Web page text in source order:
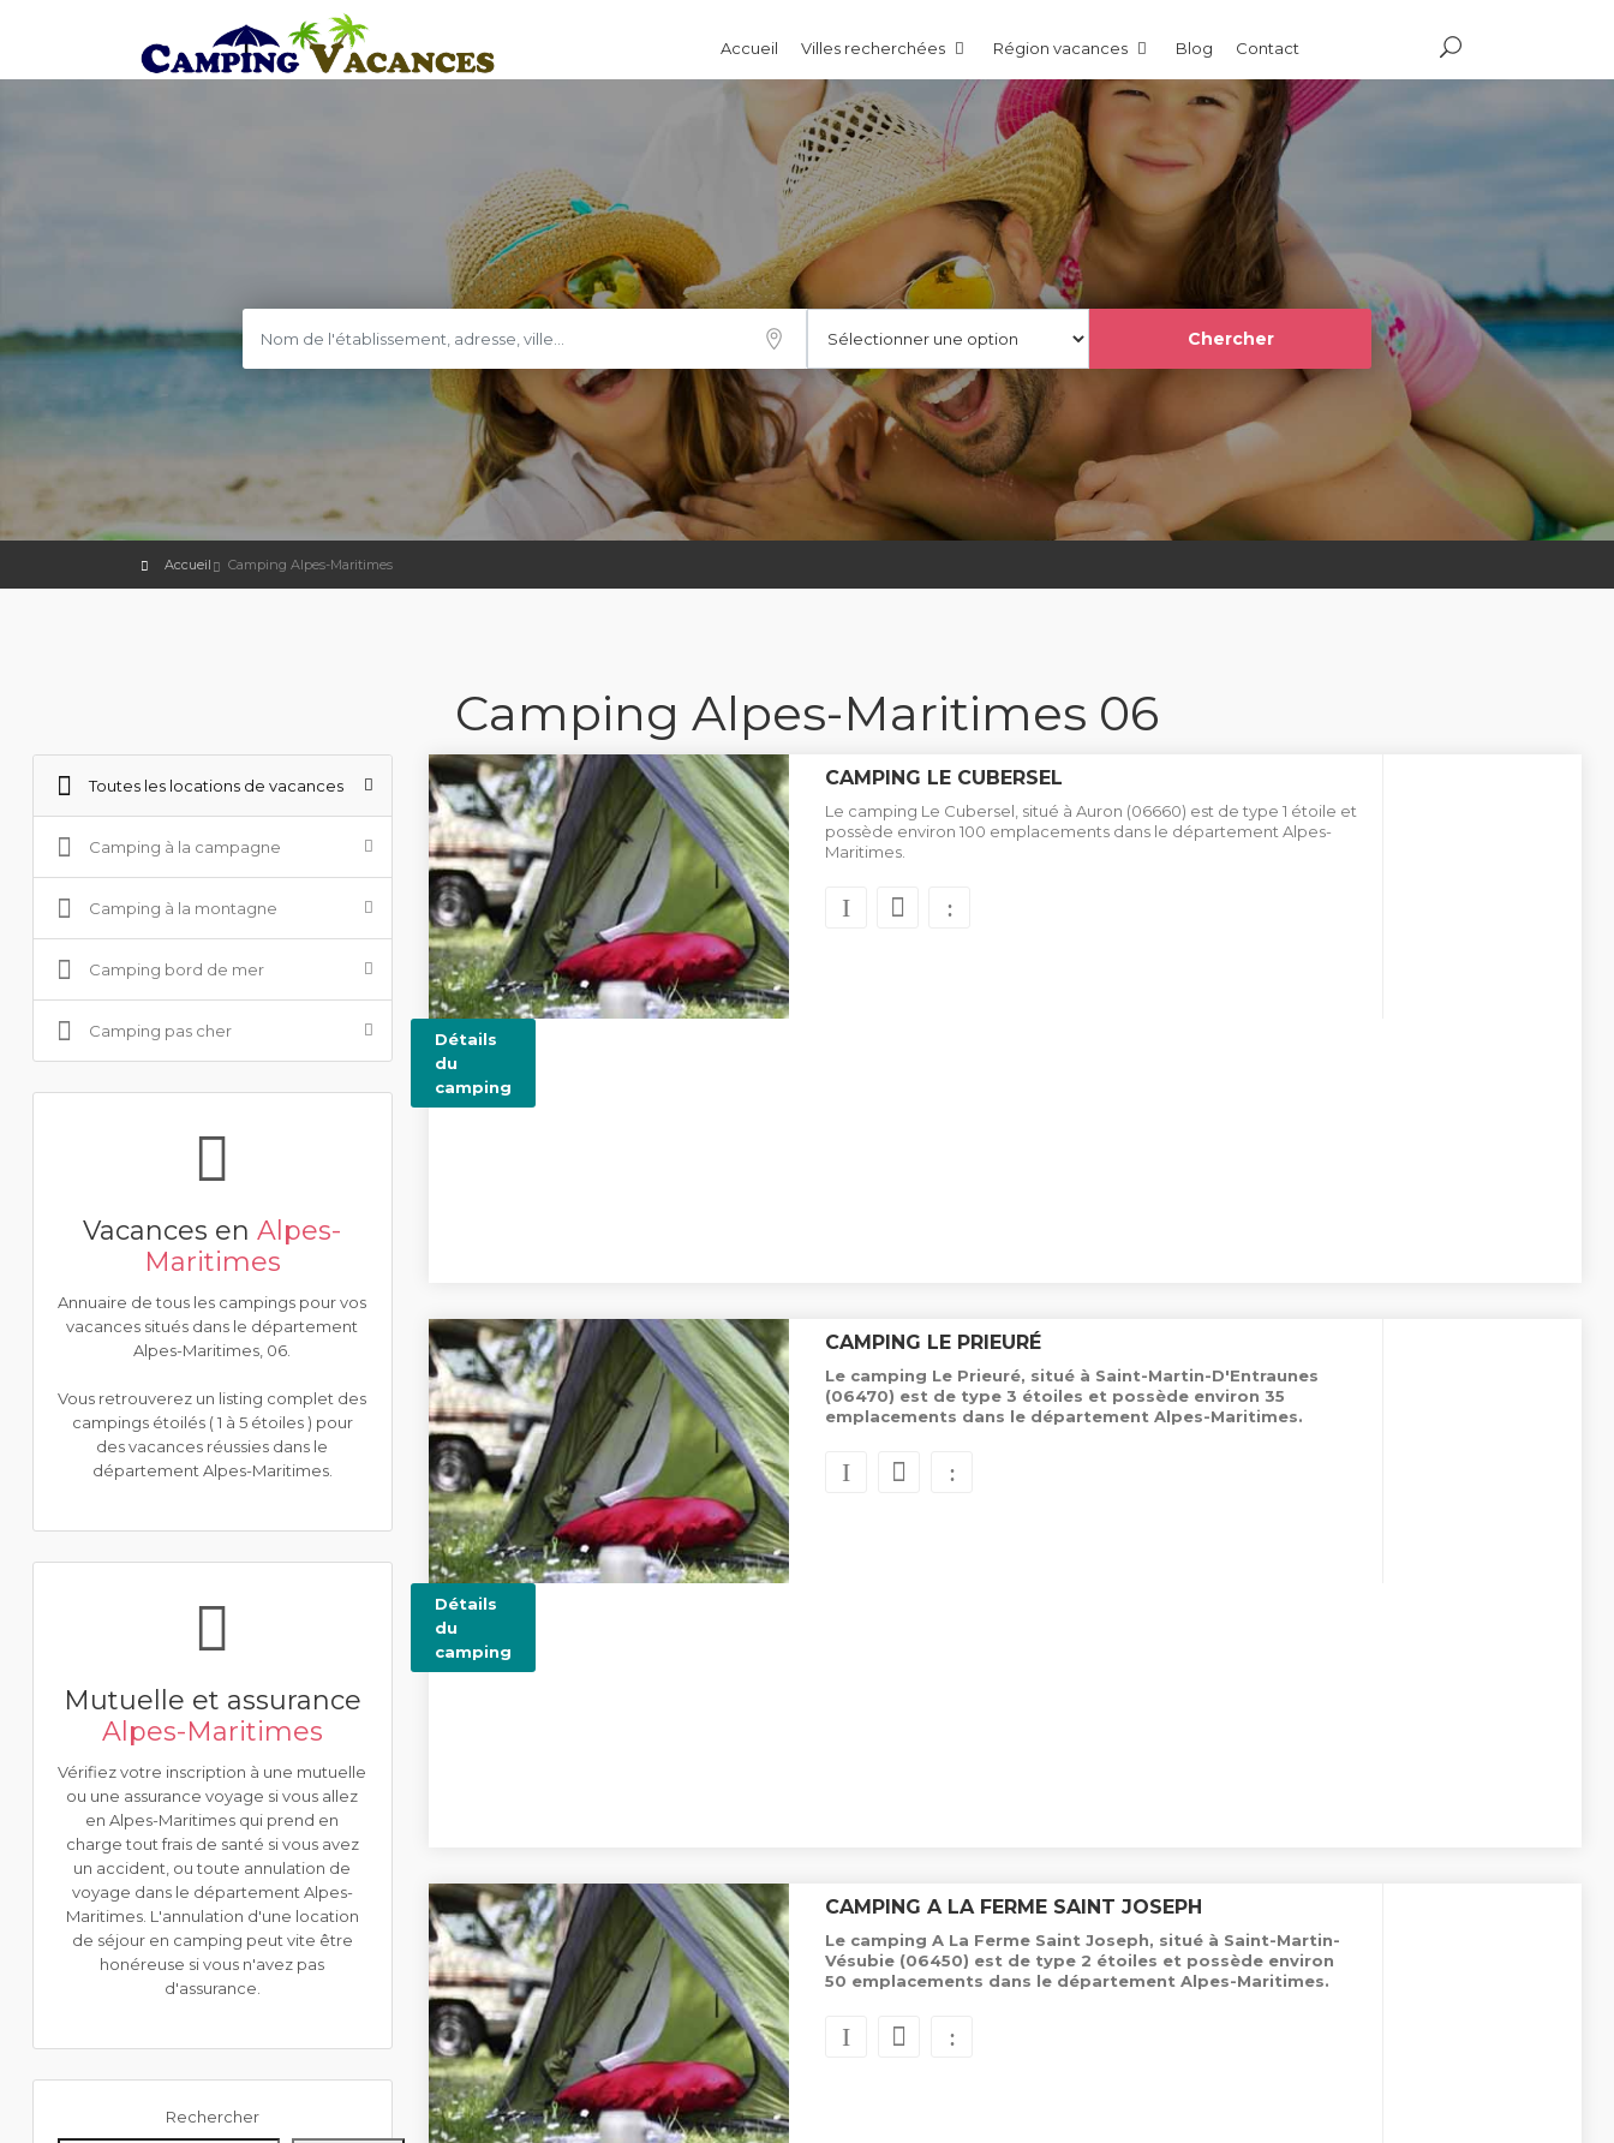
Accueil Villes recherchées Région vacances Blog Contact
Accueil Camping Alpes-Maritimes
Camping Alpes-Maritimes 06
Toutes les locations de vacances
Camping à la campagne
Camping à la montagne
Camping bord de mer
Camping pas cher
Vacances enAlpes-
Maritimes
Annuaire de tous les campings pour vos
vacances situés dans le département
Alpes-Maritimes, 06.
Vous retrouverez un listing complet des
campings étoilés ( 1 à 5 étoiles ) pour
des vacances réussies dans le
département Alpes-Maritimes.
Mutuelle et assurance
Alpes-Maritimes
Vérifiez votre inscription à une mutuelle
ou une assurance voyage si vous allez
en Alpes-Maritimes qui prend en
charge tout frais de santé si vous avez
un accident, ou toute annulation de
voyage dans le département Alpes-
Maritimes. L'annulation d'une location
de séjour en camping peut vite être
honéreuse si vous n'avez pas
d'assurance.
Rechercher
CAMPING LE CUBERSEL
Le camping Le Cubersel, situé à Auron (06660) est de type 1 étoile et
possède environ 100 emplacements dans le département Alpes-
Maritimes.
Détails
du
camping
CAMPING LE PRIEURÉ
Le camping Le Prieuré, situé à Saint-Martin-D'Entraunes
(06470) est de type 3 étoiles et possède environ 35
emplacements dans le département Alpes-Maritimes.
Détails
du
camping
CAMPING A LA FERME SAINT JOSEPH
Le camping A La Ferme Saint Joseph, situé à Saint-Martin-
Vésubie (06450) est de type 2 étoiles et possède environ
50 emplacements dans le département Alpes-Maritimes.